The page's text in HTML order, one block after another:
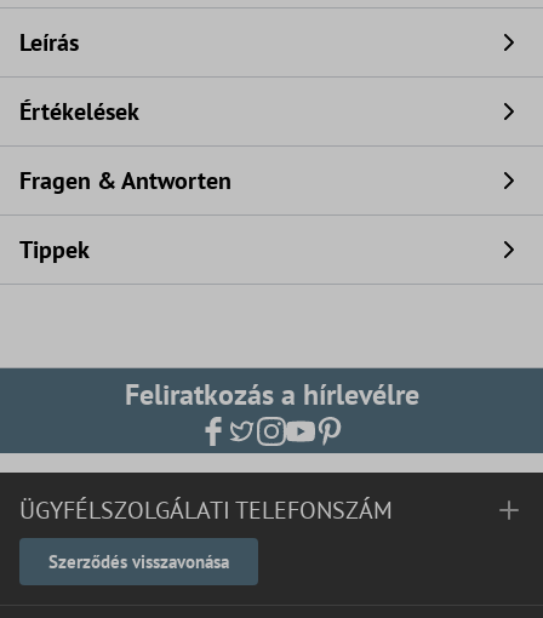
Leírás
Értékelések
Fragen & Antworten
Tippek
Feliratkozás a hírlevélre
ÜGYFÉLSZOLGÁLATI TELEFONSZÁM
Szerződés visszavonása